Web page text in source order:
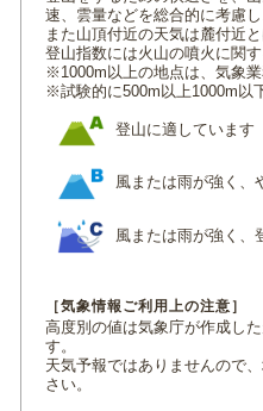
速、雲量などを総合的に考慮
また山頂付近の天気は麓付近
登山指数には火山の噴火に関
※1000m以上の地点は、気象
※試験的に500m以上1000m以
登山に適しています
風または雨が強く、
風または雨が強く、
［気象情報ご利用上の注意］
高度別の値は気象庁が作成し
す。
天気予報ではありませんので
さい。